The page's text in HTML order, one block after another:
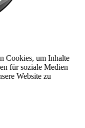
Cookies, um Inhalte
für soziale Medien
Website zu